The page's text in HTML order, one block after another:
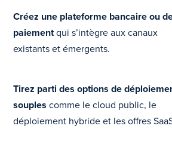
Créez une plateforme bancaire ou
paiementqui s’intègre aux canaux
existants et émergents.
Tirez parti des options de
souples comme le cloud public, le
déploiement hybride et les offres